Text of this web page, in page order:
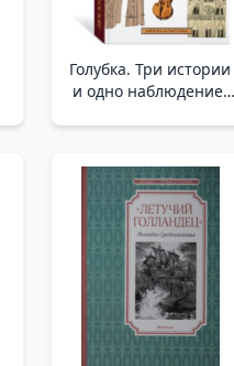
Голубка. Три истории
и одно наблюдение.